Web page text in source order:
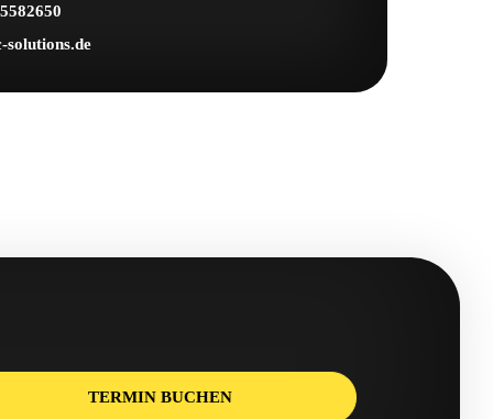
solutions.de
TERMIN BUCHEN